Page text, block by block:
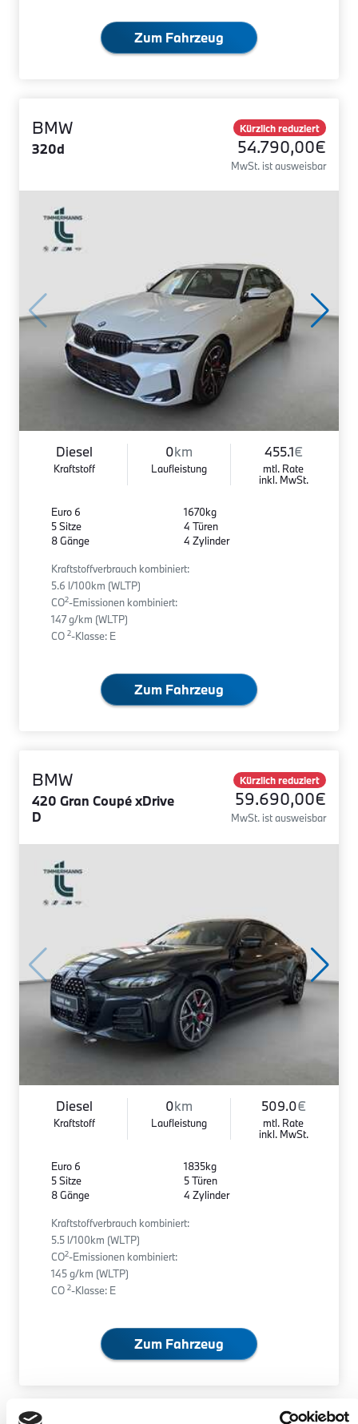
Zum Fahrzeug
BMW
320d
Kürzlich reduziert
54.790,00€
MwSt. ist ausweisbar
Diesel
Kraftstoff
0km
Laufleistung
455.1€
mtl. Rate
inkl. MwSt.
Euro 6
5 Sitze
8 Gänge
1670kg
4 Türen
4 Zylinder
Kraftstoffverbrauch kombiniert:
5.6 l/100km (WLTP)
CO2-Emissionen kombiniert:
147 g/km (WLTP)
CO 2-Klasse: E
Zum Fahrzeug
BMW
420 Gran Coupé xDrive
D
Kürzlich reduziert
59.690,00€
MwSt. ist ausweisbar
Diesel
Kraftstoff
0km
Laufleistung
509.0€
mtl. Rate
inkl. MwSt.
Euro 6
5 Sitze
8 Gänge
1835kg
5 Türen
4 Zylinder
Kraftstoffverbrauch kombiniert:
5.5 l/100km (WLTP)
CO2-Emissionen kombiniert:
145 g/km (WLTP)
CO 2-Klasse: E
Zum Fahrzeug